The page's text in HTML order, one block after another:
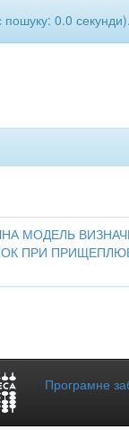
пошуку: 0.0 секунди).
МОДЕЛЬ
ПРИ
Програмне